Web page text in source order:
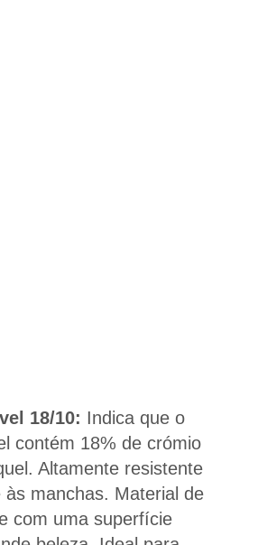
18/10: Indica que o
contém 18% de crómio
Altamente resistente
às manchas. Material de
com uma superfície